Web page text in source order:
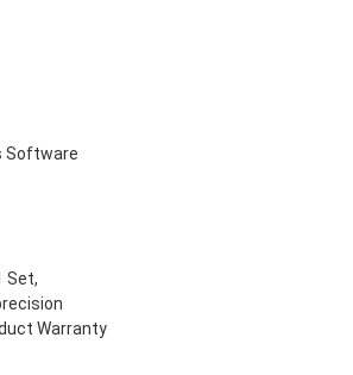
Software
Set,
Warranty